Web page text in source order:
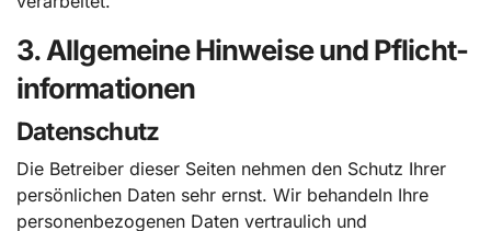
3. Allgemeine Hinweise und Pflicht­
informationen
Datenschutz
Die Betreiber dieser Seiten nehmen den Schutz Ihrer
persönlichen Daten sehr ernst. Wir behandeln Ihre
personenbezogenen Daten vertraulich und